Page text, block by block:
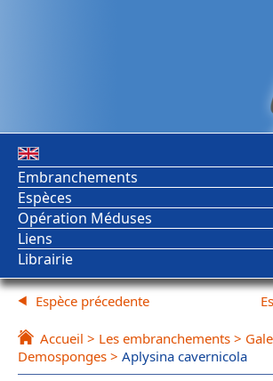
Embranchements
Espèces
Opération Méduses
Liens
Librairie
Espèce précedente
Accueil > Les embranchements >
Demosponges > Aplysina cavernicola